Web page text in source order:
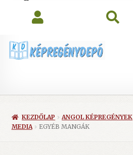
KEZDŐLAP ANGOL KÉPREGÉNYEK
MEDIA
EGYÉB MANGÁK